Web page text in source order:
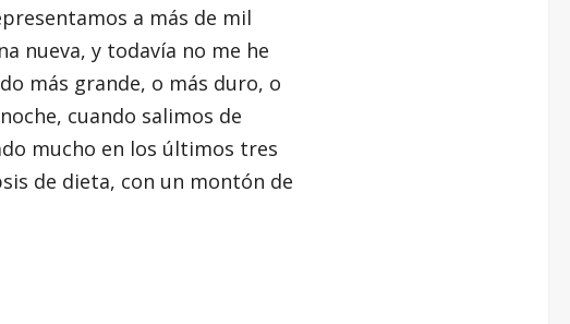
a más de mil
nueva, y todavía no me he
más grande, o más duro, o
cuando salimos de
mucho en los últimos tres
de dieta, con un montón de